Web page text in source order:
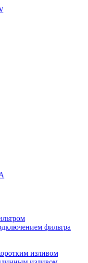
фильтра
изливом